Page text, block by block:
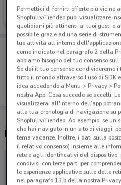
Scade il 31/08
Porta DoveConviene
Puoi trovare le migliori
salvarle e creare la tua
dal tuo cellulare.
Negozi Best Friend a
Permettici di fornirti offerte più vicine
Shopfully/Tiendeo puoi visualizzare
quotidiani più attinenti ai tuoi gusti e
possibile grazie ad una serie di
tue attività all'interno
come indicato nel paragrafo 2 della
abbiamo bisogno del tuo consenso
Se dai il tuo consenso condivideremo
tutto il mondo attraverso l’uso di SDK
idea accedendo a Menu > Privacy >
nostra App. Cosa succede se accetti:
visualizzerai all'interno dell’app
alla tua cronologia di navigazione su
Shopfully/Tiendeo. Ad esempio, se un
che hai navigato in un sito di viaggi,
tema vacanze. Inoltre, i dati sulla
il relativo consenso) insieme alle
rete e agli identificativi del dispositivo,
condivisi con terze parti per
le esperienze applicative sulle delle
nel paragrafo 13.b della nostra